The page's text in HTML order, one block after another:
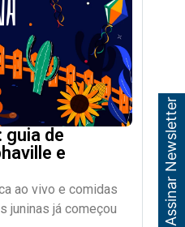
guia de
e
ao vivo e comidas
juninas já começou
Assinar Newsletter